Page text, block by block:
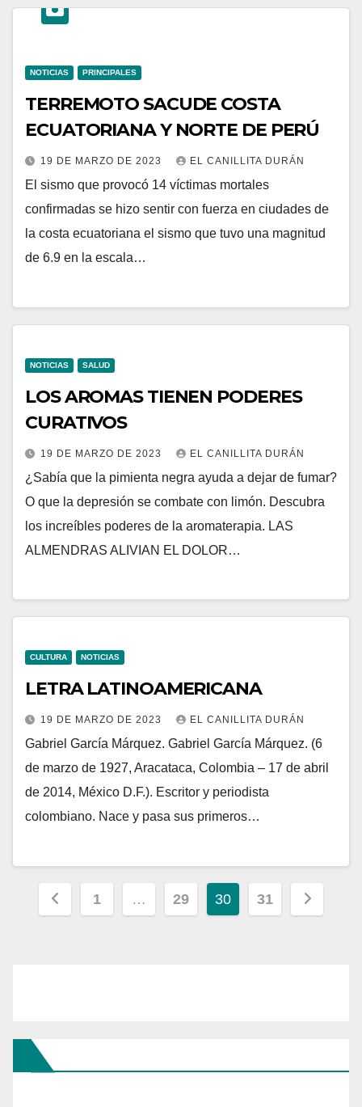
NOTICIAS PRINCIPALES
TERREMOTO SACUDE COSTA
ECUATORIANA Y NORTE DE PERÚ
19 DE MARZO DE 2023 EL CANILLITA DURÁN
El sismo que provocó 14 víctimas mortales
confirmadas se hizo sentir con fuerza en ciudades de
la costa ecuatoriana el sismo que tuvo una magnitud
de 6.9 en la escala…
NOTICIAS SALUD
LOS AROMAS TIENEN PODERES
CURATIVOS
19 DE MARZO DE 2023 EL CANILLITA DURÁN
¿Sabía que la pimienta negra ayuda a dejar de fumar?
O que la depresión se combate con limón. Descubra
los increíbles poderes de la aromaterapia. LAS
ALMENDRAS ALIVIAN EL DOLOR…
CULTURA NOTICIAS
LETRA LATINOAMERICANA
19 DE MARZO DE 2023 EL CANILLITA DURÁN
Gabriel García Márquez. Gabriel García Márquez. (6
de marzo de 1927, Aracataca, Colombia – 17 de abril
de 2014, México D.F.). Escritor y periodista
colombiano. Nace y pasa sus primeros…
Paginación
1 … 29 30 31